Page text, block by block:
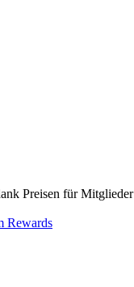
Preisen für Mitglieder
Rewards